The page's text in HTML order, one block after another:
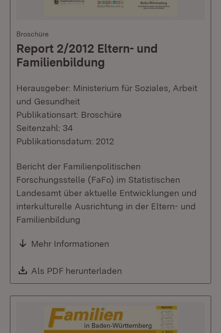
Broschüre
Report 2/2012 Eltern- und
Familienbildung
Herausgeber: Ministerium für Soziales, Arbeit
und Gesundheit
Publikationsart: Broschüre
Seitenzahl: 34
Publikationsdatum: 2012
Bericht der Familienpolitischen
Forschungsstelle (FaFo) im Statistischen
Landesamt über aktuelle Entwicklungen und
interkulturelle Ausrichtung in der Eltern- und
Familienbildung
Mehr Informationen
Download:
Als PDF herunterladen